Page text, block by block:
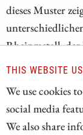
THIS WEBSITE
We use cookies
social media
We also share
dieses Muster
Rheinmetall,
verloren, aber
abgeschüttelt.